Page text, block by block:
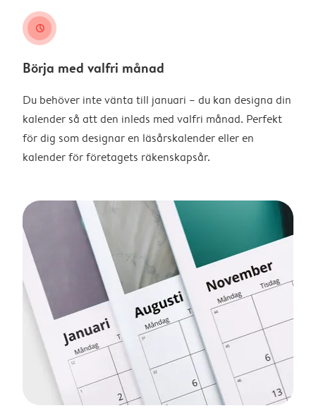
clock
Börja med valfri månad
Du behöver inte vänta till januari – du kan designa din
kalender så att den inleds med valfri månad. Perfekt
för dig som designar en läsårskalender eller en
kalender för företagets räkenskapsår.